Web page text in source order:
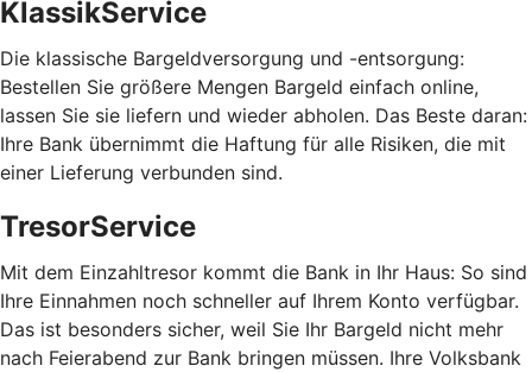
KlassikService
Die klassische Bargeldversorgung und -entsorgung:
Bestellen Sie größere Mengen Bargeld einfach online,
lassen Sie sie liefern und wieder abholen. Das Beste daran:
Ihre Bank übernimmt die Haftung für alle Risiken, die mit
einer Lieferung verbunden sind.
TresorService
Mit dem Einzahltresor kommt die Bank in Ihr Haus: So sind
Ihre Einnahmen noch schneller auf Ihrem Konto verfügbar.
Das ist besonders sicher, weil Sie Ihr Bargeld nicht mehr
nach Feierabend zur Bank bringen müssen. Ihre Volksbank